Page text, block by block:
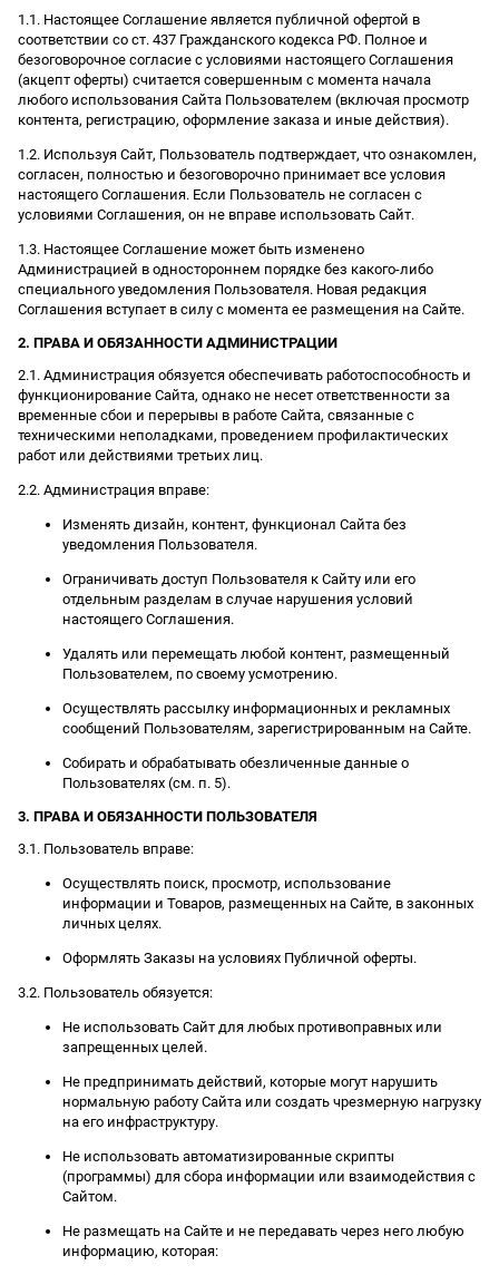
1.1. Настоящее Соглашение является публичной офертой в
соответствии со ст. 437 Гражданского кодекса РФ. Полное и
безоговорочное согласие с условиями настоящего Соглашения
(акцепт оферты) считается совершенным с момента начала
любого использования Сайта Пользователем (включая просмотр
контента, регистрацию, оформление заказа и иные действия).
1.2. Используя Сайт, Пользователь подтверждает, что ознакомлен,
согласен, полностью и безоговорочно принимает все условия
настоящего Соглашения. Если Пользователь не согласен с
условиями Соглашения, он не вправе использовать Сайт.
1.3. Настоящее Соглашение может быть изменено
Администрацией в одностороннем порядке без какого-либо
специального уведомления Пользователя. Новая редакция
Соглашения вступает в силу с момента ее размещения на Сайте.
2. ПРАВА И ОБЯЗАННОСТИ АДМИНИСТРАЦИИ
2.1. Администрация обязуется обеспечивать работоспособность и
функционирование Сайта, однако не несет ответственности за
временные сбои и перерывы в работе Сайта, связанные с
техническими неполадками, проведением профилактических
работ или действиями третьих лиц.
2.2. Администрация вправе:
Изменять дизайн, контент, функционал Сайта без
уведомления Пользователя.
Ограничивать доступ Пользователя к Сайту или его
отдельным разделам в случае нарушения условий
настоящего Соглашения.
Удалять или перемещать любой контент, размещенный
Пользователем, по своему усмотрению.
Осуществлять рассылку информационных и рекламных
сообщений Пользователям, зарегистрированным на Сайте.
Собирать и обрабатывать обезличенные данные о
Пользователях (см. п. 5).
3. ПРАВА И ОБЯЗАННОСТИ ПОЛЬЗОВАТЕЛЯ
3.1. Пользователь вправе:
Осуществлять поиск, просмотр, использование
информации и Товаров, размещенных на Сайте, в законных
личных целях.
Оформлять Заказы на условиях Публичной оферты.
3.2. Пользователь обязуется:
Не использовать Сайт для любых противоправных или
запрещенных целей.
Не предпринимать действий, которые могут нарушить
нормальную работу Сайта или создать чрезмерную нагрузку
на его инфраструктуру.
Не использовать автоматизированные скрипты
(программы) для сбора информации или взаимодействия с
Сайтом.
Не размещать на Сайте и не передавать через него любую
информацию, которая: